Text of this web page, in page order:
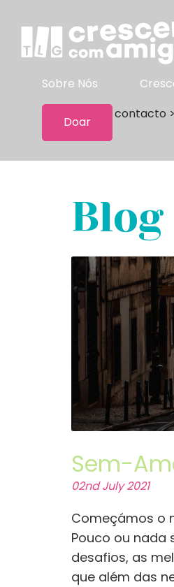
Sobre Nós
Doar
Manter contacto >
Blog
Sem-
02nd July 2021
Começámos o
Pouco ou nada
desafios, as
que além das